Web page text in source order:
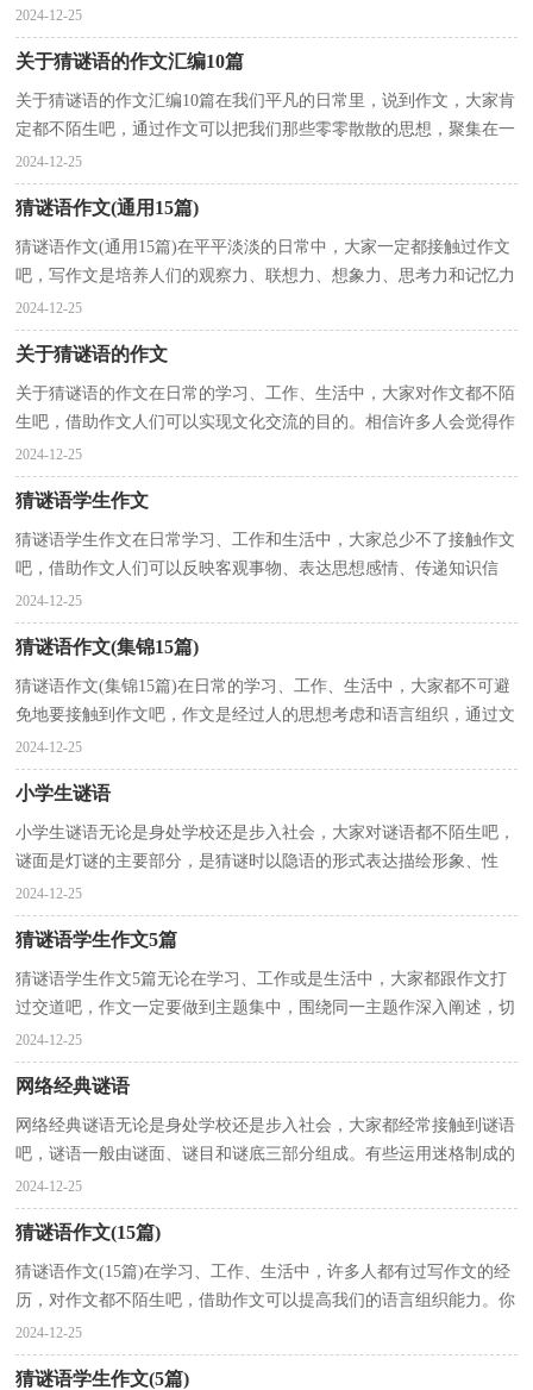
表达出来的记叙方式。为了让您在写作文时更加简...
2024-12-25
关于猜谜语的作文汇编10篇
关于猜谜语的作文汇编10篇在我们平凡的日常里，说到作文，大家肯
定都不陌生吧，通过作文可以把我们那些零零散散的思想，聚集在一
块。如何写一篇有思想、有文采的作文呢？下面是小编为...
2024-12-25
猜谜语作文(通用15篇)
猜谜语作文(通用15篇)在平平淡淡的日常中，大家一定都接触过作文
吧，写作文是培养人们的观察力、联想力、想象力、思考力和记忆力
的重要手段。那么你有了解过作文吗？下面是小编整...
2024-12-25
关于猜谜语的作文
关于猜谜语的作文在日常的学习、工作、生活中，大家对作文都不陌
生吧，借助作文人们可以实现文化交流的目的。相信许多人会觉得作
文很难写吧，以下是小编精心整理的关于猜谜语的作...
2024-12-25
猜谜语学生作文
猜谜语学生作文在日常学习、工作和生活中，大家总少不了接触作文
吧，借助作文人们可以反映客观事物、表达思想感情、传递知识信
息。那么一般作文是怎么写的呢？以下是小编为大家整...
2024-12-25
猜谜语作文(集锦15篇)
猜谜语作文(集锦15篇)在日常的学习、工作、生活中，大家都不可避
免地要接触到作文吧，作文是经过人的思想考虑和语言组织，通过文
字来表达一个主题意义的记叙方法。怎么写作文才能...
2024-12-25
小学生谜语
小学生谜语无论是身处学校还是步入社会，大家对谜语都不陌生吧，
谜面是灯谜的主要部分，是猜谜时以隐语的形式表达描绘形象、性
质、功能等特征，供人们猜射的说明文字。你知道经典的...
2024-12-25
猜谜语学生作文5篇
猜谜语学生作文5篇无论在学习、工作或是生活中，大家都跟作文打
过交道吧，作文一定要做到主题集中，围绕同一主题作深入阐述，切
忌东拉西扯，主题涣散甚至无主题。写起作文来就毫无头...
2024-12-25
网络经典谜语
网络经典谜语无论是身处学校还是步入社会，大家都经常接触到谜语
吧，谜语一般由谜面、谜目和谜底三部分组成。有些运用迷格制成的
灯谜还有迷路。你知道都有哪些经典谜语吗？以下是...
2024-12-25
猜谜语作文(15篇)
猜谜语作文(15篇)在学习、工作、生活中，许多人都有过写作文的经
历，对作文都不陌生吧，借助作文可以提高我们的语言组织能力。你
知道作文怎样写才规范吗？下面是小编帮大家整理的猜...
2024-12-25
猜谜语学生作文(5篇)